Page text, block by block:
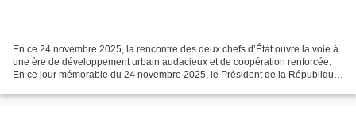
En ce 24 novembre 2025, la rencontre des deux chefs d’État ouvre la voie à
une ère de développement urbain audacieux et de coopération renforcée.
En ce jour mémorable du 24 novembre 2025, le Président de la République